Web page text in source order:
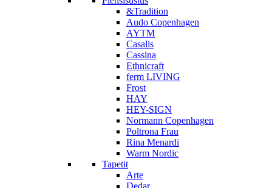
&Tradition
Audo Copenhagen
AYTM
Casalis
Cassina
Ethnicraft
ferm LIVING
Frost
HAY
HEY-SIGN
Normann Copenhagen
Poltrona Frau
Rina Menardi
Warm Nordic
Tapetit
Arte
Dedar